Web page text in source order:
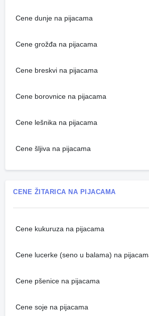
Cene dunje na pijacama
Cene grožđa na pijacama
Cene breskvi na pijacama
Cene borovnice na pijacama
Cene lešnika na pijacama
Cene šljiva na pijacama
CENE ŽITARICA NA PIJACAMA
Cene kukuruza na pijacama
Cene lucerke (seno u balama) na
Cene pšenice na pijacama
Cene soje na pijacama